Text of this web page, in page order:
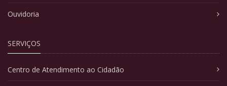
Ouvidoria
SERVIÇOS
Centro de Atendimento ao Cidadão